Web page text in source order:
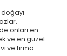
onları en
ve en güzel
ve firma